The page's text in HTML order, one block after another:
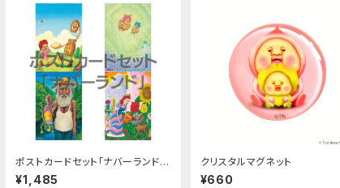
ポストカードセット「ナバーランド」
（9枚）
¥1,485
クリスタルマグネット
¥660